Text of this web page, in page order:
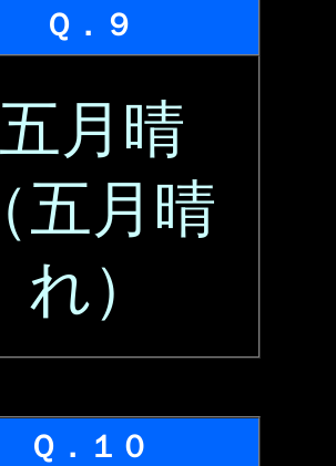
Ｑ．９
五月晴
（五月晴
れ）
Ｑ．１０